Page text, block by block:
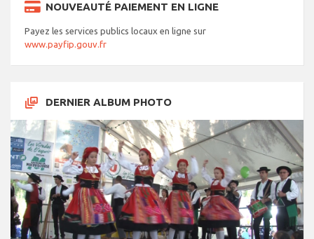
NOUVEAUTÉ PAIEMENT EN LIGNE
Payez les services publics locaux en ligne sur
www.payfip.gouv.fr
DERNIER ALBUM PHOTO